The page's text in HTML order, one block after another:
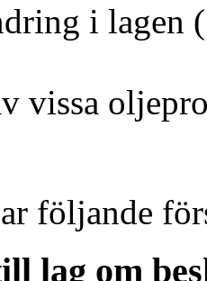
i lagen
vissa
följande
lag om